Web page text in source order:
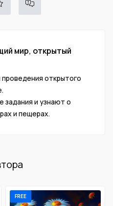
мир, открытый
открытого
задания и узнают о
и пещерах.
FREE